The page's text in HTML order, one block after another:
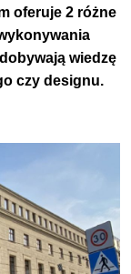
się
i krytyczny
oferuje 2 różne
wiedzę
czy designu.